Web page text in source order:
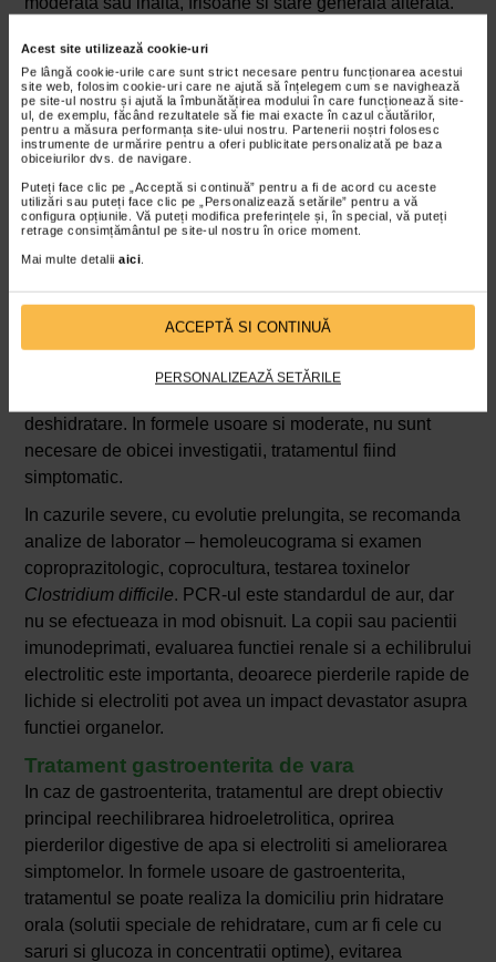
Acest site utilizează cookie-uri
Pe lângă cookie-urile care sunt strict necesare pentru funcționarea acestui
site web, folosim cookie-uri care ne ajută să înțelegem cum se navighează
pe site-ul nostru și ajută la îmbunătățirea modului în care funcționează site-
ul, de exemplu, făcând rezultatele să fie mai exacte în cazul căutărilor,
pentru a măsura performanța site-ului nostru. Partenerii noștri folosesc
instrumente de urmărire pentru a oferi publicitate personalizată pe baza
obiceiurilor dvs. de navigare.
Puteți face clic pe „Acceptă si continuă” pentru a fi de acord cu aceste
utilizări sau puteți face clic pe „Personalizează setările” pentru a vă
configura opțiunile. Vă puteți modifica preferințele și, în special, vă puteți
retrage consimțământul pe site-ul nostru în orice moment.
Mai multe detalii aici
ACCEPTĂ SI CONTINUĂ
PERSONALIZEAZĂ SETĂRILE
Varsaturile si diareea pot evolua rapid spre deshidratare,
cu semne precum uscarea mucoaselor, hipotensiune,
ameteli, tahicardie, scaderea diurezei si oboseala
accentuata. La copii si varstnici, aceste simptome pot
progresa mult mai rapid spre forme severe, motiv pentru
adecvata pentru mentinerea echilibrului hidroelectrolitic.
Diagnosticul de gastroenterita de vara
Foarte putine sunt cazurile in care se stabileste un
diagnostic, dat fiind faptul ca afectiunea are evolutie
rapida si necesita gestionare corespunzatoare. Totusi,
anamneza pacientului – alimentele consumate, daca a
deshidratare. In formele usoare si moderate, nu sunt
necesare de obicei investigatii, tratamentul fiind
simptomatic.
In cazurile severe, cu evolutie prelungita, se recomanda
analize de laborator – hemoleucograma si examen
coproprazitologic, coprocultura, testarea toxinelor
Clostridium difficile. PCR-ul este standardul de aur, dar
nu se efectueaza in mod obisnuit. La copii sau pacientii
imunodeprimati, evaluarea functiei renale si a echilibrului
electrolitic este importanta, deoarece pierderile rapide de
lichide si electroliti pot avea un impact devastator asupra
functiei organelor.
Tratament gastroenterita de vara
In caz de gastroenterita, tratamentul are drept obiectiv
principal reechilibrarea hidroeletrolitica, oprirea
pierderilor digestive de apa si electroliti si ameliorarea
simptomelor. In formele usoare de gastroenterita,
tratamentul se poate realiza la domiciliu prin hidratare
orala (solutii speciale de rehidratare, cum ar fi cele cu
saruri si glucoza in concentratii optime), evitarea